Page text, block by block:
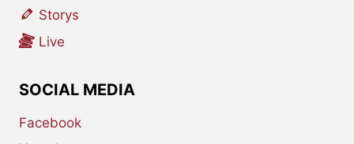
Storys
Live
SOCIAL MEDIA
Facebook